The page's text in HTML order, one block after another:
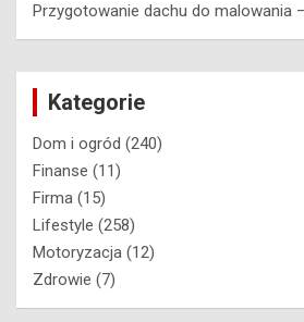
Przygotowanie dachu do malowania
Kategorie
Dom i ogród (240)
Finanse (11)
Firma (15)
Lifestyle (258)
Motoryzacja (12)
Zdrowie (7)